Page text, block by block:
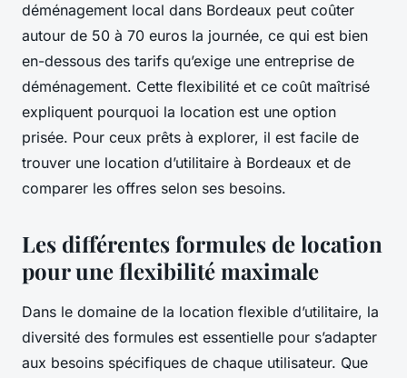
déménagement local dans Bordeaux peut coûter
autour de 50 à 70 euros la journée, ce qui est bien
en-dessous des tarifs qu’exige une entreprise de
déménagement. Cette flexibilité et ce coût maîtrisé
expliquent pourquoi la location est une option
prisée. Pour ceux prêts à explorer, il est facile de
trouver une location d’utilitaire à Bordeaux et de
comparer les offres selon ses besoins.
Les différentes formules de location
pour une flexibilité maximale
Dans le domaine de la location flexible d’utilitaire, la
diversité des formules est essentielle pour s’adapter
aux besoins spécifiques de chaque utilisateur. Que